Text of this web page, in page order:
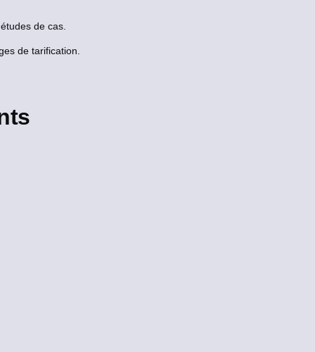
de cas.
de tarification.